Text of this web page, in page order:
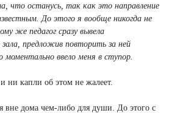
что останусь, так как это направление
До этого я вообще никогда не
же педагог сразу вывела
предложив повторить за ней
ввело меня в ступор.
ни капли об этом не жалеет.
вне дома чем-либо для души. До этого с